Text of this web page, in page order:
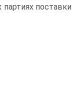
поставки